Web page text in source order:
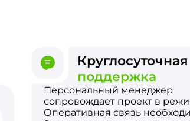
Круглосуточная
поддержка
Персональный менеджер
сопровождает проект в
Оперативная связь